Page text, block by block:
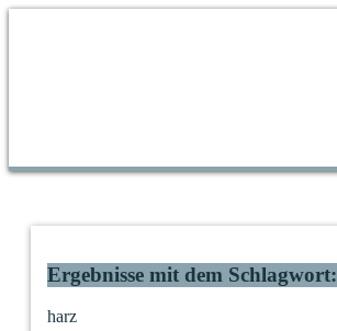
Ergebnisse mit dem Schlagwort:
harz